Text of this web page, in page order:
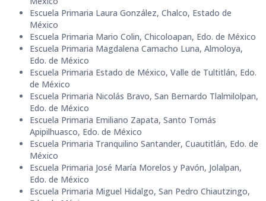
Escuela Primaria Laura González, Chalco, Estado de
México
Escuela Primaria Mario Colin, Chicoloapan, Edo. de México
Escuela Primaria Magdalena Camacho Luna, Almoloya,
Edo. de México
Escuela Primaria Estado de México, Valle de Tultitlán, Edo.
de México
Escuela Primaria Nicolás Bravo, San Bernardo Tlalmilolpan,
Edo. de México
Escuela Primaria Emiliano Zapata, Santo Tomás
Apipilhuasco, Edo. de México
Escuela Primaria Tranquilino Santander, Cuautitlán, Edo. de
México
Escuela Primaria José María Morelos y Pavón, Jolalpan,
Edo. de México
Escuela Primaria Miguel Hidalgo, San Pedro Chiautzingo,